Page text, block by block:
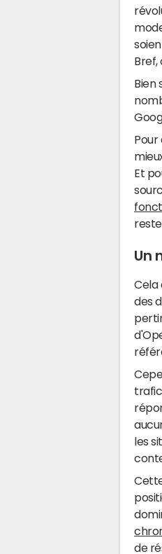
Bref,
Bien
Pour
Et
Un
Cela
des
les
de